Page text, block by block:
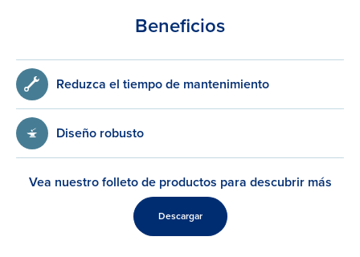
Beneficios
Reduzca el tiempo de mantenimiento
Diseño robusto
Vea nuestro folleto de productos para descubrir más
Descargar